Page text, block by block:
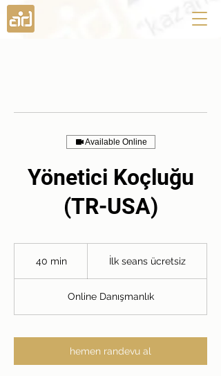
Available Online
Yönetici Koçluğu
(TR-USA)
40 min4
i
n
İlk seans ücretsiz
Online Danışmanlık
hemen randevu al